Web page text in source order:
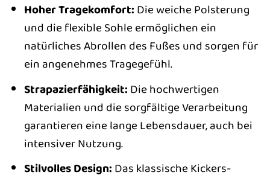
Hoher Tragekomfort: Die weiche Polsterung
und die flexible Sohle ermöglichen ein
natürliches Abrollen des Fußes und sorgen für
ein angenehmes Tragegefühl.
Strapazierfähigkeit: Die hochwertigen
Materialien und die sorgfältige Verarbeitung
garantieren eine lange Lebensdauer, auch bei
intensiver Nutzung.
Stilvolles Design: Das klassische Kickers-